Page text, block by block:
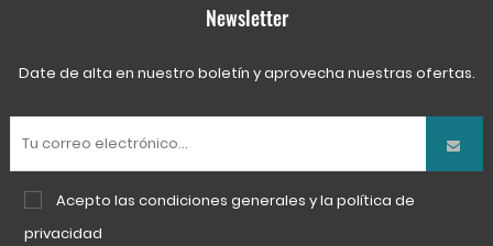
Newsletter
Date de alta en nuestro boletín y aprovecha nuestras ofertas.
Acepto las condiciones generales y la política de
privacidad